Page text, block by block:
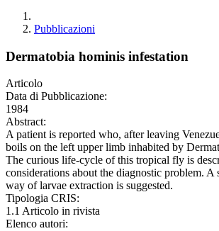
Pubblicazioni
Dermatobia hominis infestation
Articolo
Data di Pubblicazione:
1984
Abstract:
A patient is reported who, after leaving
boils on the left upper limb inhabited by
The curious life-cycle of this tropical fly is
considerations about the diagnostic problem. A
way of larvae extraction is suggested.
Tipologia CRIS:
1.1 Articolo in rivista
Elenco autori: